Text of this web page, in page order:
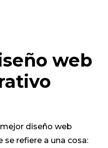
web
diseño web
refiere a una cosa: